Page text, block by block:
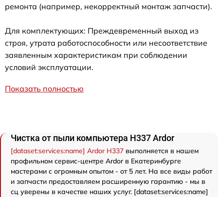
ремонта (например, некорректный монтаж запчасти).
Для комплектующих: Преждевременный выход из
строя, утрата работоспособности или несоответствие
заявленным характеристикам при соблюдении
условий эксплуатации.
Показать полностью
Чистка от пыли компьютера H337 Ardor
[dataset:services:name] Ardor H337 выполняется в нашем
профильном сервис-центре Ardor в Екатеринбурге
мастерами с огромным опытом - от 5 лет. На все виды работ
и запчасти предоставляем расширенную гарантию - мы в
сц уверены в качестве наших услуг. [dataset:services:name]